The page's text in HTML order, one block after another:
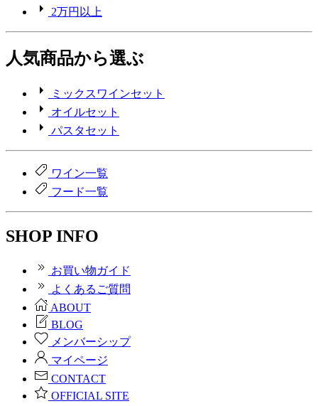
2万円以上
人気商品から選ぶ
ミックスワインセット
オイルセット
パスタセット
ワイン一覧
フード一覧
SHOP INFO
お買い物ガイド
よくあるご質問
ABOUT
BLOG
メンバーシップ
マイページ
CONTACT
OFFICIAL SITE